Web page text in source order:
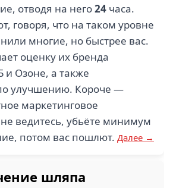
отводя на него24 часа.
говоря, что на таком уровне
многие, но быстрее вас.
оценку их бренда
и Озоне, а также
улучшению. Короче —
маркетинговое
ведитесь, убьёте минимум
потом вас пошлют. Далее →
шляпа